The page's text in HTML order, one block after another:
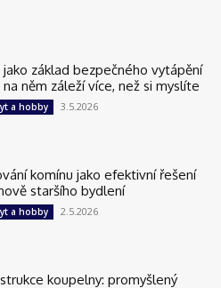
jako základ bezpečného vytápění
něm záleží více, než si myslíte
a hobby 3.5.2026
komínu jako efektivní řešení
staršího bydlení
a hobby 2.5.2026
koupelny: promyšlený